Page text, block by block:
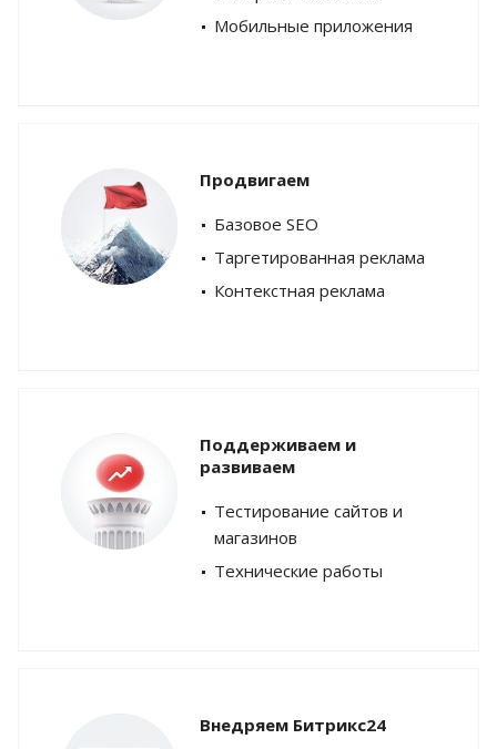
Мобильные приложения
Продвигаем
Базовое SEO
Таргетированная реклама
Контекстная реклама
Поддерживаем и
развиваем
Тестирование сайтов и
магазинов
Технические работы
Внедряем Битрикс24